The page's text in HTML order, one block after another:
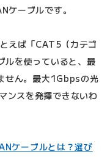
ケーブルです。
えば「CAT5（カテゴ
ルを使っていると、最
せん。最大1Gbpsの光
ンスを発揮できないわ
ケーブルとは？選び